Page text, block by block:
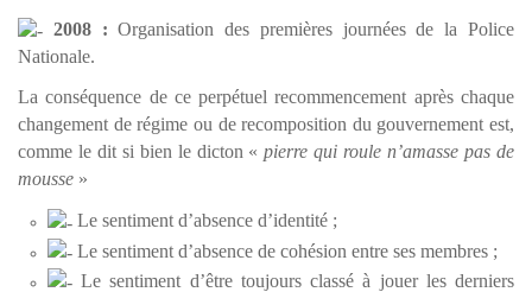
2008 : Organisation des premières journées de la Police
Nationale.
La conséquence de ce perpétuel recommencement après chaque
changement de régime ou de recomposition du gouvernement est,
comme le dit si bien le dicton «pierre qui roule n’amasse pas de
mousse »
Le sentiment d’absence d’identité ;
Le sentiment d’absence de cohésion entre ses membres ;
Le sentiment d’être toujours classé à jouer les derniers